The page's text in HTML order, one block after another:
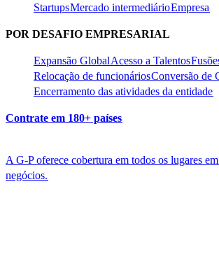
Startups​​Mercado intermediário​​Empresa​​
POR DESAFIO EMPRESARIAL​​
Expansão Global​​Acesso a Talentos​​
Relocação de funcionários​​Conversão de
Encerramento das atividades da entidade​​
Contrate em 180+ países​​
A G-P oferece cobertura em todos os lugares
negócios.​​